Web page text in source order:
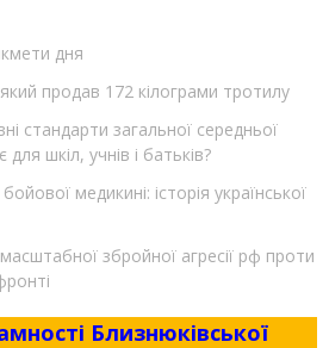
дня
продав 172 кілограми тротилу
стандарти загальної середньої
шкіл, учнів і батьків?
медикині: історія української
збройної агресії рф проти
Близнюківської